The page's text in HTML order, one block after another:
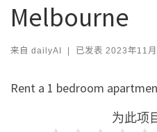
Melbourne
来自 dailyAI | 已发表 2023年11
Rent a 1 bedroom
为此项